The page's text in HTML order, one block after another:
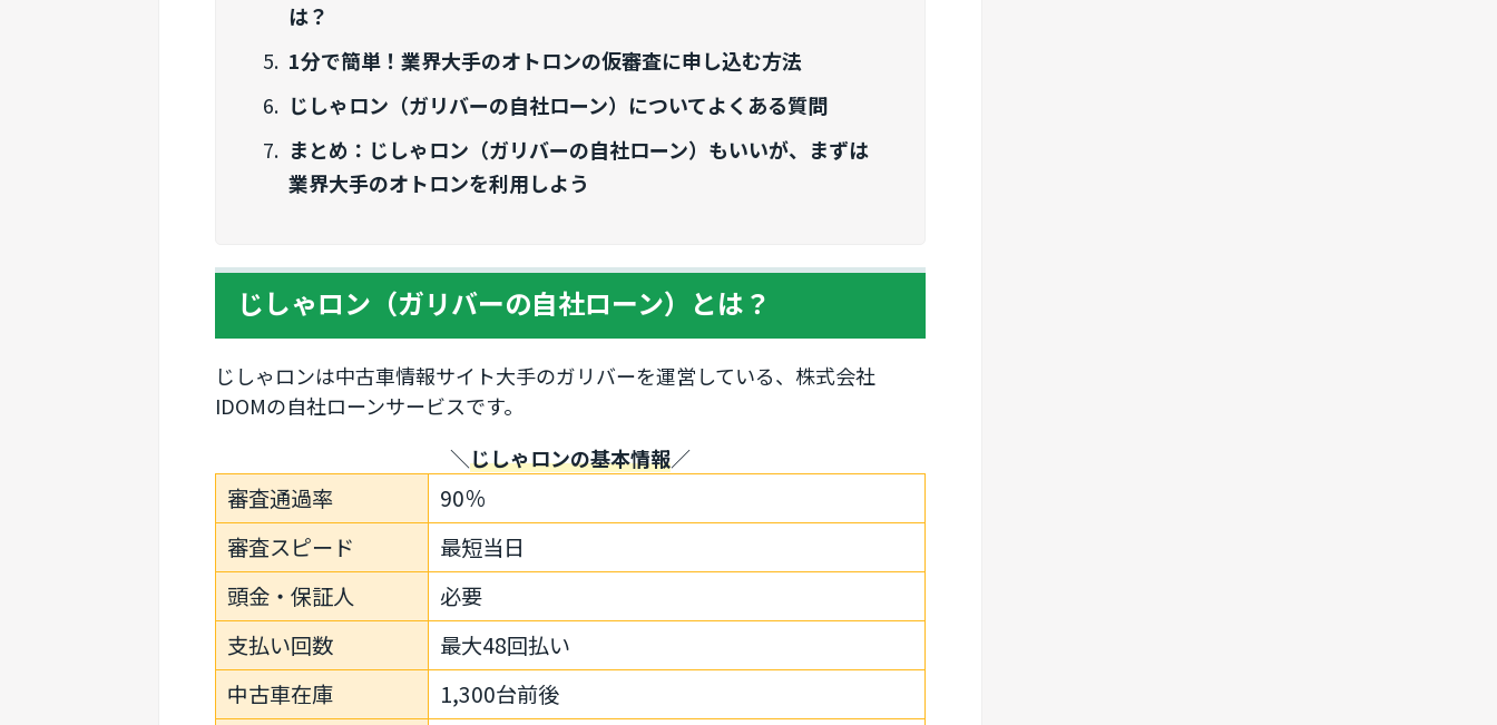
は？
1分で簡単！業界大手のオトロンの仮審査に申し込む方法
じしゃロン（ガリバーの自社ローン）についてよくある質問
まとめ：じしゃロン（ガリバーの自社ローン）もいいが、まずは
業界大手のオトロンを利用しよう
じしゃロン（ガリバーの自社ローン）とは？
じしゃロンは中古車情報サイト大手のガリバーを運営している、株式会社
IDOMの自社ローンサービスです。
＼じしゃロンの基本情報／
審査通過率
90％
審査スピード
最短当日
頭金・保証人
必要
支払い回数
最大48回払い
中古車在庫
1,300台前後